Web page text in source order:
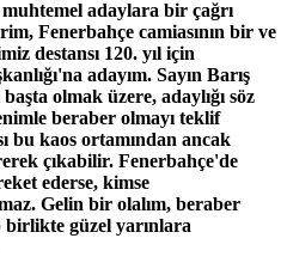
adaylara bir çağrı
Fenerbahçe camiasının bir ve
destansı 120. yıl için
adayım. Sayın Barış
olmak üzere, adaylığı söz
beraber olmayı teklif
bu kaos ortamından ancak
çıkabilir. Fenerbahçe'de
ederse, kimse
Gelin bir olalım, beraber
birlikte güzel yarınlara